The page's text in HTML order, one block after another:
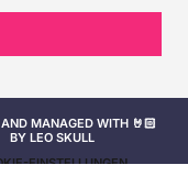
MANAGED WITH 🤘🏻
BY LEO SKULL
EINSTELLUNGEN